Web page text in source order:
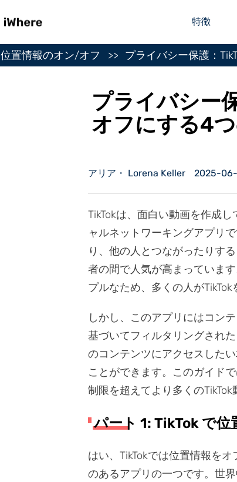
特徴
位置情報のオン/オフ プライバシー保護：
プライバシー
オフにする4
アリア・ Lorena Keller 2025-06-
TikTokは、面白い動画を作成
ャルネットワーキングアプリ
り、他の人とつながったりす
者の間で人気が高まっていま
プルなため、多くの人がTikTok
しかし、このアプリにはコン
基づいてフィルタリングされ
のコンテンツにアクセスした
ことができます。このガイド
制限を超えてより多くの
パート 1: TikTok で
はい、TikTokでは位置情報を
のあるアプリの一つです。世